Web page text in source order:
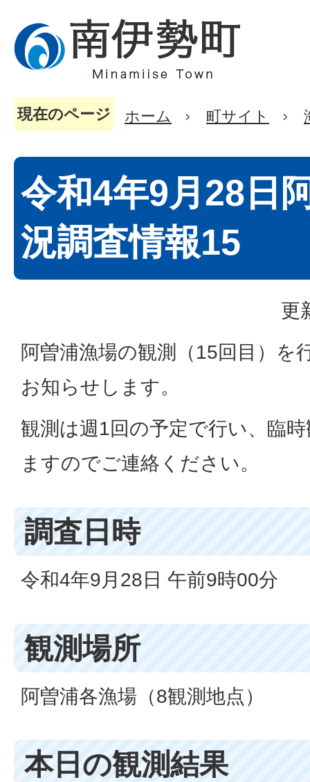
現在のページ ホーム 町サイト
令和4年9月28日
況調査情報15
更
阿曽浦漁場の観測（15回目）を
お知らせします。
観測は週1回の予定で行い、臨
ますのでご連絡ください。
調査日時
令和4年9月28日 午前9時00分
観測場所
阿曽浦各漁場（8観測地点）
本日の観測結果